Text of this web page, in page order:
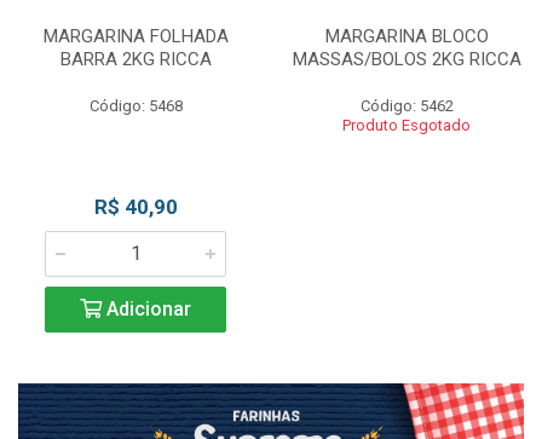
MARGARINA FOLHADA
BARRA 2KG RICCA
Código: 5468
R$ 40,90
Adicionar
MARGARINA BLOCO
MASSAS/BOLOS 2KG RICCA
Código: 5462
Produto Esgotado